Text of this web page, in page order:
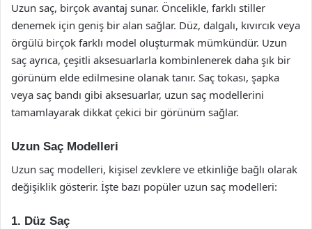
Uzun saç, birçok avantaj sunar. Öncelikle, farklı stiller
denemek için geniş bir alan sağlar. Düz, dalgalı, kıvırcık veya
örgülü birçok farklı model oluşturmak mümkündür. Uzun
saç ayrıca, çeşitli aksesuarlarla kombinlenerek daha şık bir
görünüm elde edilmesine olanak tanır. Saç tokası, şapka
veya saç bandı gibi aksesuarlar, uzun saç modellerini
tamamlayarak dikkat çekici bir görünüm sağlar.
Uzun Saç Modelleri
Uzun saç modelleri, kişisel zevklere ve etkinliğe bağlı olarak
değişiklik gösterir. İşte bazı popüler uzun saç modelleri:
1. Düz Saç